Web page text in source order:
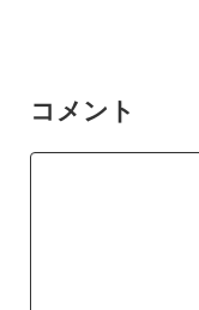
コメント